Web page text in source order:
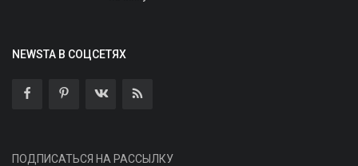
NEWSTA В СОЦСЕТЯХ
ПОДПИСАТЬСЯ НА РАССЫЛКУ